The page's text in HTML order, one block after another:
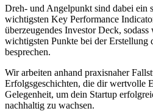
Dreh- und Angelpunkt sind dabei ein
wichtigsten Key Performance
überzeugendes Investor Deck,
wichtigsten Punkte bei der Erstellung
besprechen.
Wir arbeiten anhand praxisnaher
Erfolgsgeschichten, die dir wertvolle
Gelegenheit, um dein Startup
nachhaltig zu wachsen.